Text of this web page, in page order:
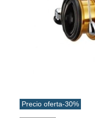
Precio oferta-30%